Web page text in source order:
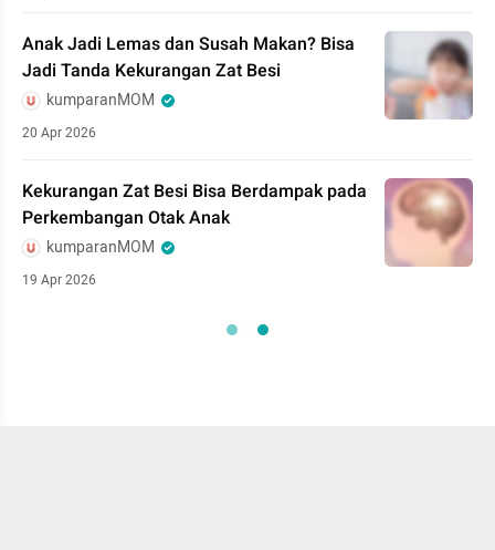
Anak Jadi Lemas dan Susah Makan? Bisa
Jadi Tanda Kekurangan Zat Besi
kumparanMOM
20 Apr 2026
Kekurangan Zat Besi Bisa Berdampak pada
Perkembangan Otak Anak
kumparanMOM
19 Apr 2026